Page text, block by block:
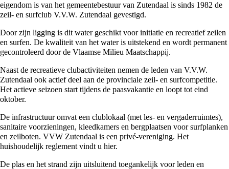
eigendom is van het gemeentebestuur van Zutendaal is sinds 1982 de
zeil- en surfclub V.V.W. Zutendaal gevestigd.
Door zijn ligging is dit water geschikt voor initiatie en recreatief zeilen
en surfen. De kwaliteit van het water is uitstekend en wordt permanent
gecontroleerd door de Vlaamse Milieu Maatschappij.
Naast de recreatieve clubactiviteiten nemen de leden van V.V.W.
Zutendaal ook actief deel aan de provinciale zeil- en surfcompetitie.
Het actieve seizoen start tijdens de paasvakantie en loopt tot eind
oktober.
De infrastructuur omvat een clublokaal (met les- en vergaderruimtes),
sanitaire voorzieningen, kleedkamers en bergplaatsen voor surfplanken
en zeilboten. VVW Zutendaal is een privé-vereniging. Het
huishoudelijk reglement vindt u hier.
De plas en het strand zijn uitsluitend toegankelijk voor leden en